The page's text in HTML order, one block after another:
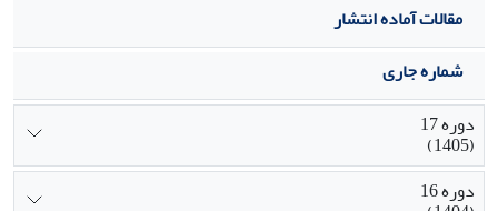
مقالات آماده انتشار
شماره جاری
دوره 17
(1405)
دوره 16